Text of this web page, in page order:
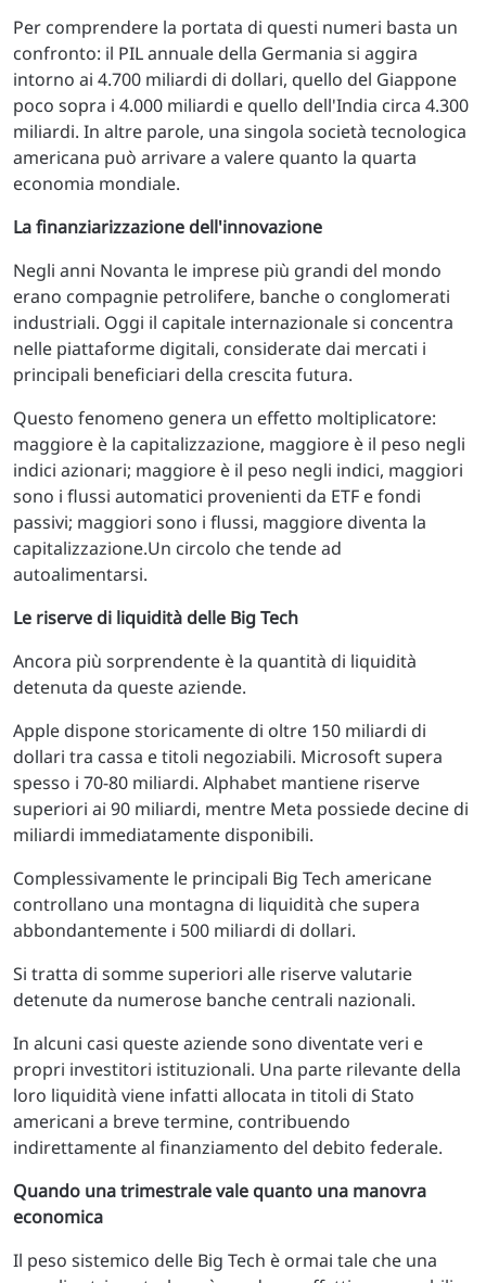
Per comprendere la portata di questi numeri basta un
confronto: il PIL annuale della Germania si aggira
intorno ai 4.700 miliardi di dollari, quello del Giappone
poco sopra i 4.000 miliardi e quello dell'India circa 4.300
miliardi. In altre parole, una singola società tecnologica
americana può arrivare a valere quanto la quarta
economia mondiale.
La finanziarizzazione dell'innovazione
Negli anni Novanta le imprese più grandi del mondo
erano compagnie petrolifere, banche o conglomerati
industriali. Oggi il capitale internazionale si concentra
nelle piattaforme digitali, considerate dai mercati i
principali beneficiari della crescita futura.
Questo fenomeno genera un effetto moltiplicatore:
maggiore è la capitalizzazione, maggiore è il peso negli
indici azionari; maggiore è il peso negli indici, maggiori
sono i flussi automatici provenienti da ETF e fondi
passivi; maggiori sono i flussi, maggiore diventa la
capitalizzazione.Un circolo che tende ad
autoalimentarsi.
Le riserve di liquidità delle Big Tech
Ancora più sorprendente è la quantità di liquidità
detenuta da queste aziende.
Apple dispone storicamente di oltre 150 miliardi di
dollari tra cassa e titoli negoziabili. Microsoft supera
spesso i 70-80 miliardi. Alphabet mantiene riserve
superiori ai 90 miliardi, mentre Meta possiede decine di
miliardi immediatamente disponibili.
Complessivamente le principali Big Tech americane
controllano una montagna di liquidità che supera
abbondantemente i 500 miliardi di dollari.
Si tratta di somme superiori alle riserve valutarie
detenute da numerose banche centrali nazionali.
In alcuni casi queste aziende sono diventate veri e
propri investitori istituzionali. Una parte rilevante della
loro liquidità viene infatti allocata in titoli di Stato
americani a breve termine, contribuendo
indirettamente al finanziamento del debito federale.
Quando una trimestrale vale quanto una manovra
economica
Il peso sistemico delle Big Tech è ormai tale che una